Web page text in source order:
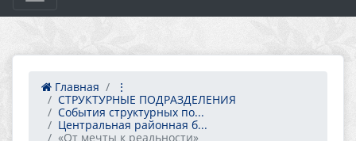
Главная
⋮
СТРУКТУРНЫЕ ПОДРАЗДЕЛЕНИЯ
События структурных по...
Центральная районная б...
«От мечты к реальности»